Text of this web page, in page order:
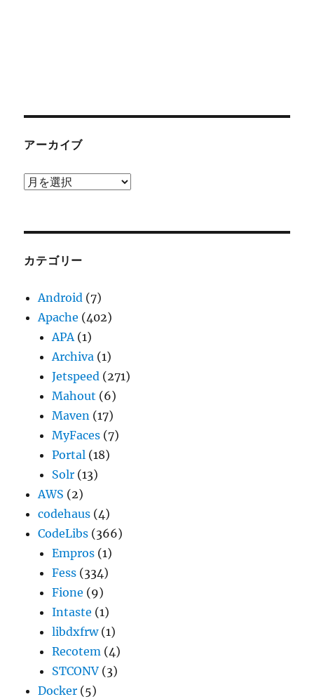
アーカイブ
ア
ブ
カテゴリー
Android (7)
Apache (402)
APA(1)
Archiva (1)
Jetspeed (271)
Mahout (6)
Maven (17)
MyFaces (7)
Portal (18)
Solr (13)
AWS (2)
codehaus (4)
CodeLibs (366)
Empros (1)
Fess (334)
Fione (9)
Intaste (1)
libdxfrw(1)
Recotem (4)
STCONV (3)
Docker (5)